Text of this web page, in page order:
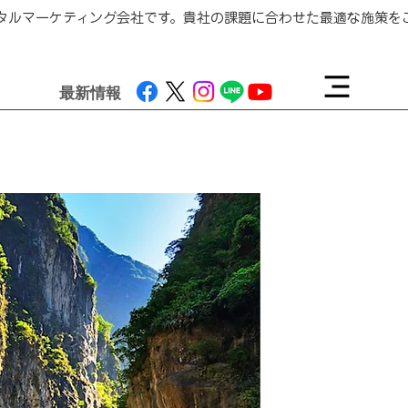
ーケティング会社です。貴社の課題に合わせた最適な施策
最新情報